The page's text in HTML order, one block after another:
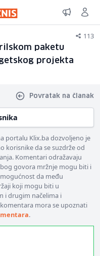
113
paketu
projekta
Povratak na članak
portalu Klix.ba dozvoljeno je
korisnike da se suzdrže od
Komentari odražavaju
govora mržnje mogu biti i
da među
koji mogu biti u
i drugim načelima i
mora se upoznati
.